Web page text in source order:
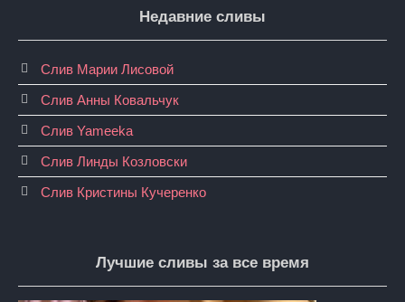
Недавние сливы
Слив Марии Лисовой
Слив Анны Ковальчук
Слив Yameeka
Слив Линды Козловски
Слив Кристины Кучеренко
Лучшие сливы за все время